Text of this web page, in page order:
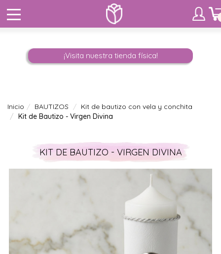
¡Visita nuestra tienda física!
Inicio BAUTIZOS
Kit de bautizo con vela y conchita
Kit de Bautizo - Virgen Divina
KIT DE BAUTIZO - VIRGEN DIVINA